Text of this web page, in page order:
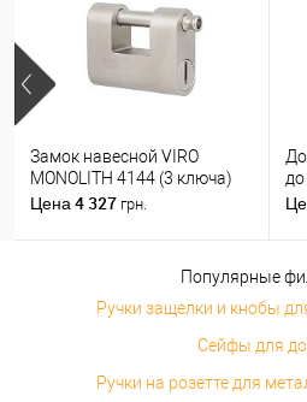
Замок навесной VIRO
MONOLITH 4144 (3 ключа)
Цена 4 327 грн.
Популярные
Ручки защелки и кнобы
Сейфы для
Ручки на розетте для